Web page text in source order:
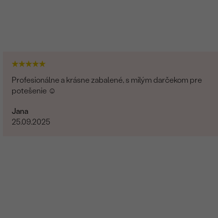
Profesionálne a krásne zabalené, s milým darčekom pre
potešenie ☺️
Jana
25.09.2025